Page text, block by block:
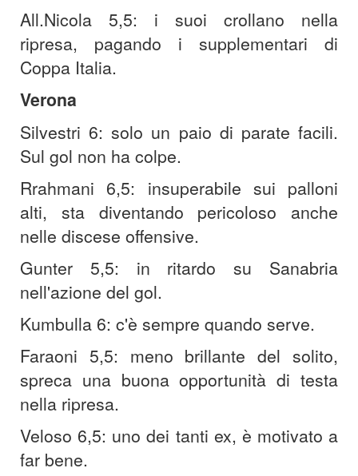
All.Nicola 5,5: i suoi crollano nella
ripresa, pagando i supplementari di
Coppa Italia.
Verona
Silvestri 6: solo un paio di parate facili.
Sul gol non ha colpe.
Rrahmani 6,5: insuperabile sui palloni
alti, sta diventando pericoloso anche
nelle discese offensive.
Gunter 5,5: in ritardo su Sanabria
nell'azione del gol.
Kumbulla 6: c'è sempre quando serve.
Faraoni 5,5: meno brillante del solito,
spreca una buona opportunità di testa
nella ripresa.
Veloso 6,5: uno dei tanti ex, è motivato a
far bene.